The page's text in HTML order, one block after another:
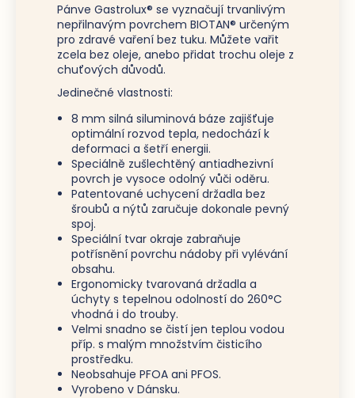
Pánve Gastrolux® se vyznačují trvanlivým
nepřilnavým povrchem BIOTAN® určeným
pro zdravé vaření bez tuku. Můžete vařit
zcela bez oleje, anebo přidat trochu oleje z
chuťových důvodů.
Jedinečné vlastnosti:
8 mm silná siluminová báze zajišťuje
optimální rozvod tepla, nedochází k
deformaci a šetří energii.
Speciálně zušlechtěný antiadhezivní
povrch je vysoce odolný vůči oděru.
Patentované uchycení držadla bez
šroubů a nýtů zaručuje dokonale pevný
spoj.
Speciální tvar okraje zabraňuje
potřísnění povrchu nádoby při vylévání
obsahu.
Ergonomicky tvarovaná držadla a
úchyty s tepelnou odolností do 260°C
vhodná i do trouby.
Velmi snadno se čistí jen teplou vodou
příp. s malým množstvím čisticího
prostředku.
Neobsahuje PFOA ani PFOS.
Vyrobeno v Dánsku.